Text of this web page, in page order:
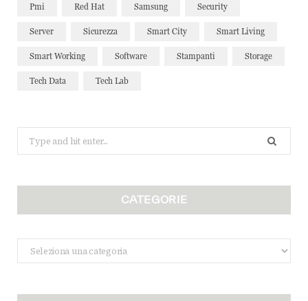
Pmi Red Hat Samsung Security
Server Sicurezza Smart City Smart Living
Smart Working Software Stampanti Storage
Tech Data Tech Lab
for:
CATEGORIE
Categorie